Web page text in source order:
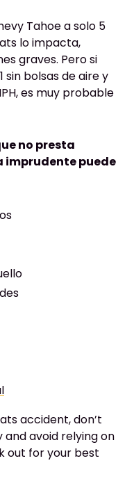
Tahoe a solo 5
lo impacta,
graves. Pero si
sin bolsas de aire y
es muy probable
no presta
imprudente puede
accident, don’t
avoid relying on
out for your best